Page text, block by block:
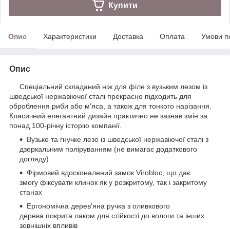
Купити
Опис Характеристики Доставка Оплата Умови
Опис
Спеціальний складаний ніж для філе з вузьким лезом із
шведської нержавіючої сталі прекрасно підходить для
оброблення риби або м'яса, а також для тонкого нарізання.
Класичний елегантний дизайн практично не зазнав змін за
понад 100-річну історію компанії.
Вузьке та гнучке лезо із шведської нержавіючої сталі з
дзеркальним поліруванням (не вимагає додаткового
догляду)
Фірмовий вдосконалений замок Virobloc, що дає
змогу фіксувати клинок як у розкритому, так і закритому
станах
Ергономічна дерев'яна ручка з оливкового
дерева покрита лаком для стійкості до вологи та інших
зовнішніх впливів